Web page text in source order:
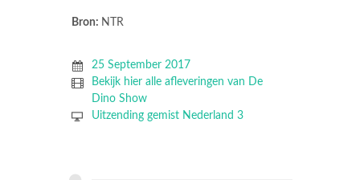
Bron: NTR
25 September 2017
Bekijk hier alle afleveringen van De
Dino Show
Uitzending gemist Nederland 3